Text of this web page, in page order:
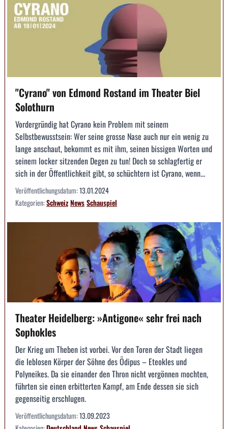
"Cyrano" von Edmond Rostand im Theater Biel
Solothurn
Vordergründig hat Cyrano kein Problem mit seinem
Selbstbewusstsein: Wer seine grosse Nase auch nur ein wenig zu
lange anschaut, bekommt es mit ihm, seinen bissigen Worten und
seinem locker sitzenden Degen zu tun! Doch so schlagfertig er
sich in der Öffentlichkeit gibt, so schüchtern ist Cyrano, wenn...
Veröffentlichungsdatum:13.01.2024
Kategorien:SchweizNewsSchauspiel
Theater Heidelberg: »Antigone« sehr frei nach
Sophokles
Der Krieg um Theben ist vorbei. Vor den Toren der Stadt liegen
die leblosen Körper der Söhne des Ödipus – Eteokles und
Polyneikes. Da sie einander den Thron nicht vergönnen mochten,
führten sie einen erbitterten Kampf, am Ende dessen sie sich
gegenseitig erschlugen.
Veröffentlichungsdatum:13.09.2023